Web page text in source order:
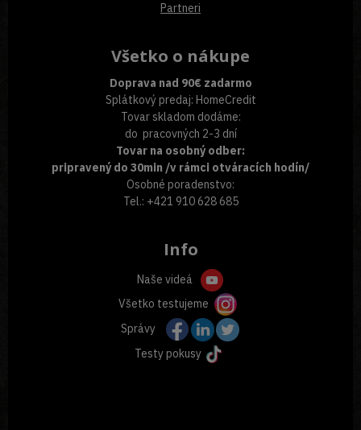
Partneri
Všetko o nákupe
Doprava nad 90€ zadarmo
Splátkový predaj: HomeCredit
Tovar skladom dodáme:
do pracovných 2-3 dní
Tovar na osobný odber:
pripravený do 30min /v rámci otváracích hodín/
Osobné poradenstvo:
Tel.: +421 910 628 685
Info
Naše videá
Všetko testujeme
Správy
Testy pokusy